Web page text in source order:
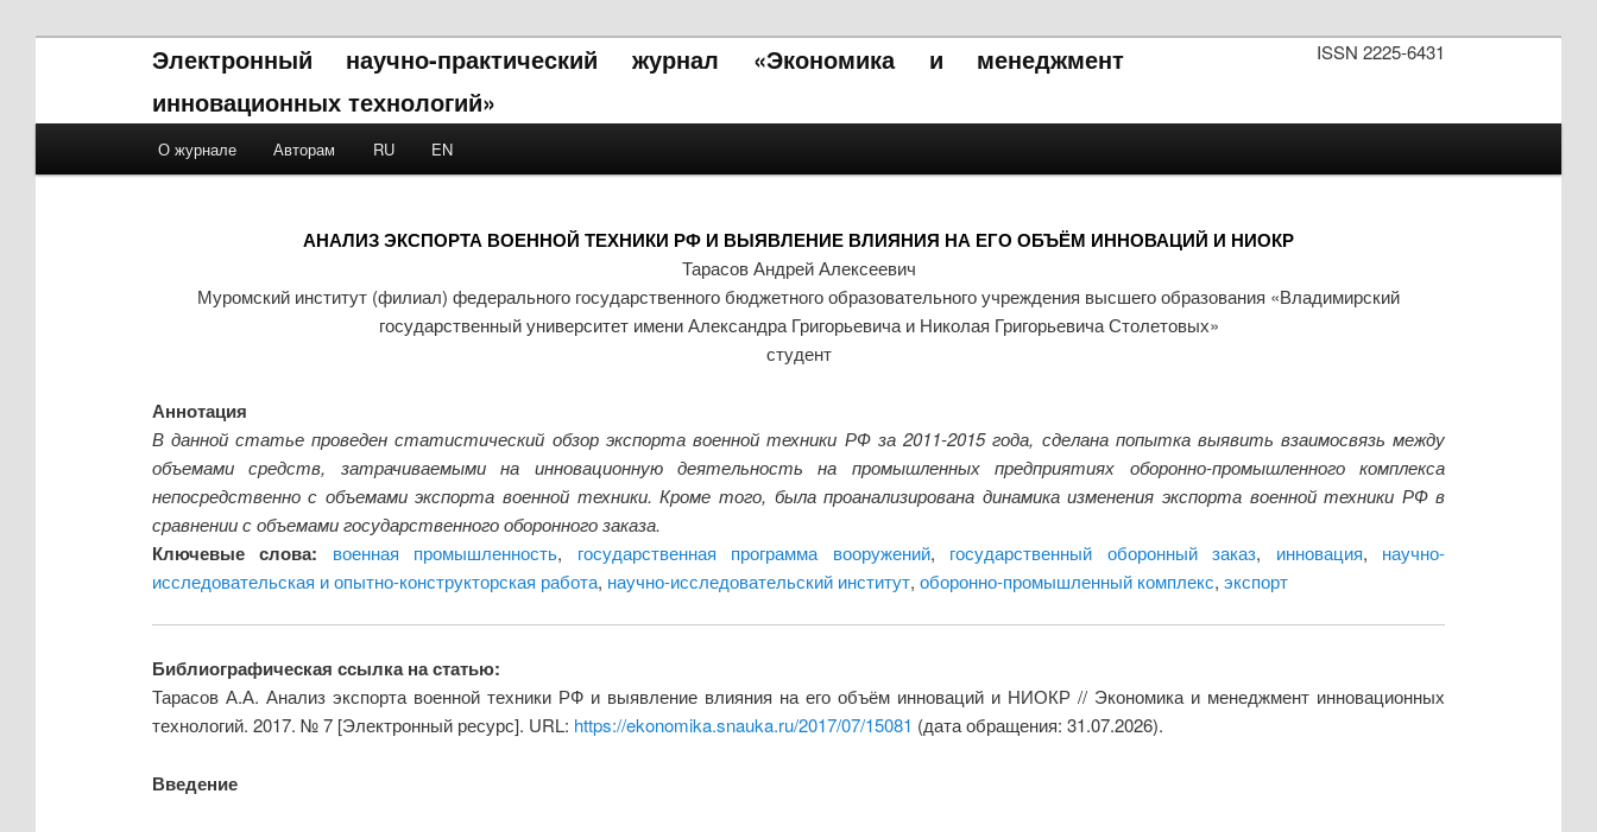
ISSN 2225-6431
Электронный научно-практический журнал «Экономика и менеджмент
инновационных технологий»
Skip to primary content
Skip to secondary content
О журнале Авторам RU EN
АНАЛИЗ ЭКСПОРТА ВОЕННОЙ ТЕХНИКИ РФ И ВЫЯВЛЕНИЕ ВЛИЯНИЯ НА ЕГО ОБЪЁМ ИННОВАЦИЙ И НИОКР
Тарасов Андрей Алексеевич
Муромский институт (филиал) федерального государственного бюджетного образовательного учреждения высшего образования «Владимирский
государственный университет имени Александра Григорьевича и Николая Григорьевича Столетовых»
студент
Аннотация
В данной статье проведен статистический обзор экспорта военной техники РФ за 2011-2015 года, сделана попытка выявить взаимосвязь между
объемами средств, затрачиваемыми на инновационную деятельность на промышленных предприятиях оборонно-промышленного комплекса
непосредственно с объемами экспорта военной техники. Кроме того, была проанализирована динамика изменения экспорта военной техники РФ в
сравнении с объемами государственного оборонного заказа.
Ключевые слова: военная промышленность, государственная программа вооружений, государственный оборонный заказ, инновация, научно-
исследовательская и опытно-конструкторская работа, научно-исследовательский институт, оборонно-промышленный комплекс, экспорт
Библиографическая ссылка на статью:
Тарасов А.А. Анализ экспорта военной техники РФ и выявление влияния на его объём инноваций и НИОКР // Экономика и менеджмент инновационных
технологий. 2017. № 7 [Электронный ресурс]. URL: https://ekonomika.snauka.ru/2017/07/15081 (дата обращения: 31.07.2026).
Введение